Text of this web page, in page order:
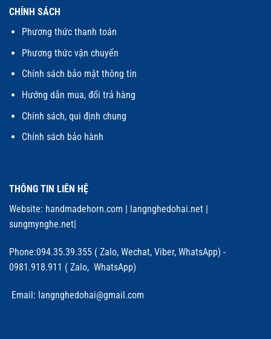
CHÍNH SÁCH
Phương thức thanh toán
Phương thức vận chuyển
Chính sách bảo mật thông tin
Hướng dẫn mua, đổi trả hàng
Chính sách, qui định chung
Chính sách bảo hành
THÔNG TIN LIÊN HỆ
Website: handmadehorn.com | langnghedohai.net |
sungmynghe.net|
Phone:094.35.39.355 ( Zalo, Wechat, Viber, WhatsApp) -
0981.918.911 ( Zalo, WhatsApp)
Email: langnghedohai@gmail.com